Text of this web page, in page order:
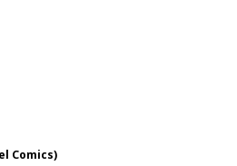
Comics)